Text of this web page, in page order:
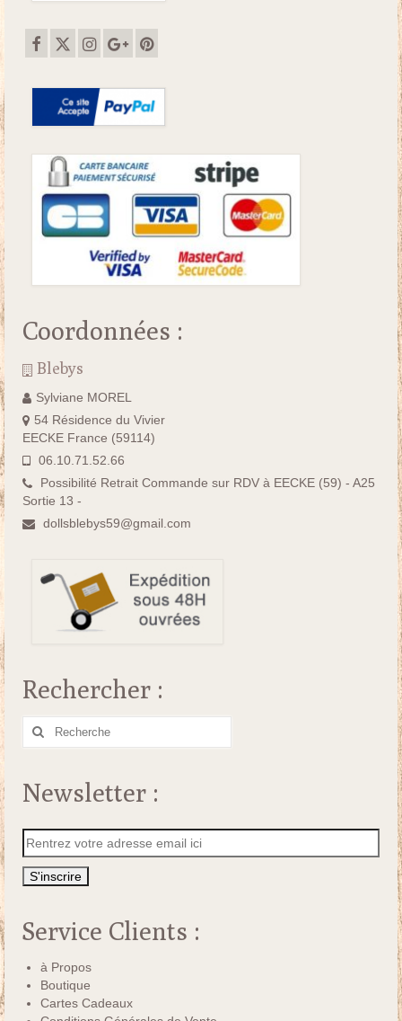
Coordonnées :
Blebys
Sylviane MOREL
54 Résidence du Vivier
EECKE France (59114)
06.10.71.52.66
Possibilité Retrait Commande sur RDV à EECKE (59) - A25
Sortie 13 -
dollsblebys59@gmail.com
Rechercher :
Rechercher
Newsletter :
Service Clients :
à Propos
Boutique
Cartes Cadeaux